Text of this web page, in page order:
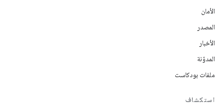
الأمان
المصدر
الأخبار
المدوّنة
ملفات بودكاست
استكشاف